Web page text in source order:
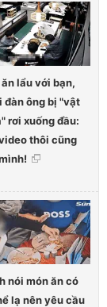
lẩu với bạn,
đàn ông bị "vật
rơi xuống đầu:
thôi cũng
nói món ăn có
lạ nên yêu cầu